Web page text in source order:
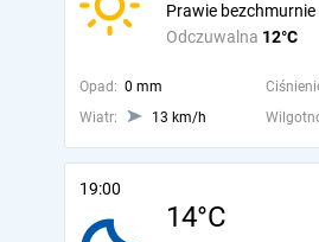
Odczuwalna 12°C
Prawie bezchmurnie
Opad: 0 mm
Wiatr:
13 km/h
19:00
14°C